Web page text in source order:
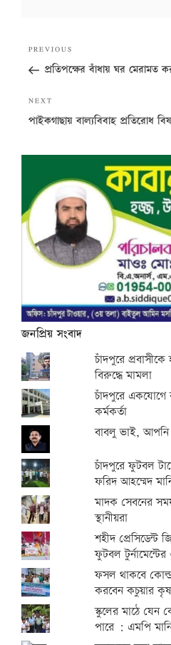
navigation
Previous
Post
PREVIOUS
প্রতিপক্ষের বাঁধায় ঘর মেরামত
Next
Post
NEXT
পাইকগাছায় বাল্যবিবাহ প্রতিরোধ
জনপ্রিয় সংবাদ
চাঁদপুরে
বিরুদ্ধে মামলা
চাঁদপুরে একযোগে
কর্মকর্তা
বাবলু ভাই, আপনি
চাঁদপুরে ফুটবল
ফরিদ আহম্মেদ
মাদক সেবনের
স্থানীয়রা
শহীদ প্রেসিডেন্ট
ফুটবল টুর্নামেন্টের
ফসল থাকবে কোল্ড
করবেন কচুয়ার
স্কুলের মাঠে যেন
পারে : এমপি